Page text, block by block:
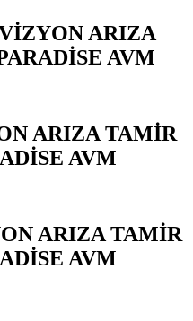
ARIZA
AVM
ARIZA TAMİR
AVM
ARIZA TAMİR
AVM